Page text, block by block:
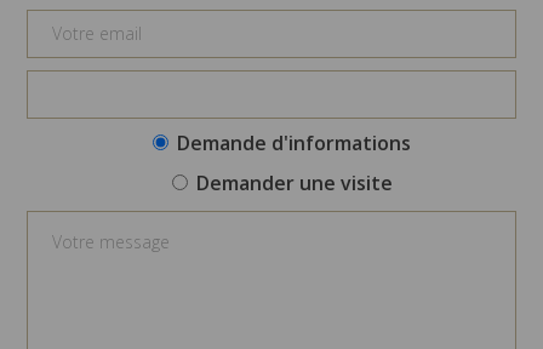
Demande d'informations
Demander une visite